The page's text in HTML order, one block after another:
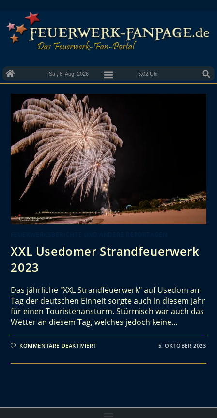
Sa., 8. Aug. 2026 5:02 Uhr
XXL Usedomer Strandfeuerwerk
2023
Das jährliche "XXL Strandfeuerwerk" auf Usedom am
Tag der deutschen Einheit sorgte auch in diesem Jahr
für einen Touristenansturm. Stürmisch war auch das
Wetter an diesem Tag, welches jedoch keine…
KOMMENTARE DEAKTIVIERT 5. OKTOBER 2023